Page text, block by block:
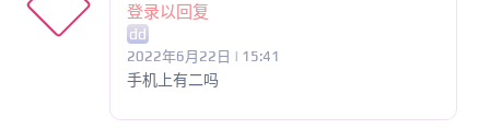
登录以回复
dd
2022年6月22日 | 15:41
手机上有二吗